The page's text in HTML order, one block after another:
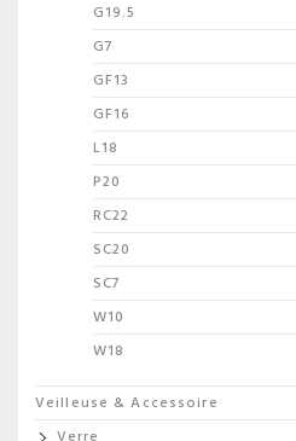
G19.5
G7
GF13
GF16
L18
P20
RC22
SC20
SC7
W10
W18
Veilleuse & Accessoire